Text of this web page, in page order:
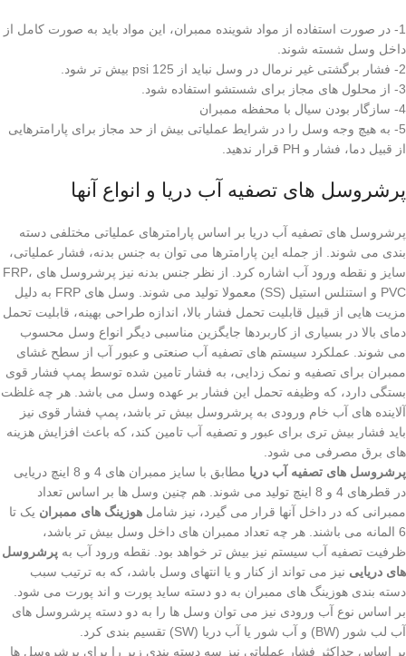
1- در صورت استفاده از مواد شوینده ممبران، این مواد باید به صورت کامل از
داخل وسل شسته شوند.
2- فشار برگشتی غیر نرمال در وسل نباید از 125 psi بیش تر شود.
3- از محلول های مجاز برای شستشو استفاده شود.
4- سازگار بودن سیال با محفظه ممبران
5- به هیچ وجه وسل را در شرایط عملیاتی بیش از حد مجاز برای پارامترهایی
از قبیل دما، فشار و PH قرار ندهید.
پرشروسل های تصفیه آب دریا و انواع آنها
پرشروسل های تصفیه آب دریا بر اساس پارامترهای عملیاتی مختلفی دسته
بندی می شوند. از جمله این پارامترها می توان به جنس بدنه، فشار عملیاتی،
سایز و نقطه ورود آب اشاره کرد. از نظر جنس بدنه نیز پرشروسل های FRP،
PVC و استنلس استیل (SS) معمولا تولید می شوند. وسل های FRP به دلیل
مزیت هایی از قبیل قابلیت تحمل فشار بالا، اندازه طراحی بهینه، قابلیت تحمل
دمای بالا در بسیاری از کاربردها جایگزین مناسبی دیگر انواع وسل محسوب
می شوند. عملکرد سیستم های تصفیه آب صنعتی و عبور آب از سطح غشای
ممبران برای تصفیه و نمک زدایی، به فشار تامین شده توسط پمپ فشار قوی
بستگی دارد، که وظیفه تحمل این فشار بر عهده وسل می باشد. هر چه غلظت
آلاینده های آب خام ورودی به پرشروسل بیش تر باشد، پمپ فشار قوی نیز
باید فشار بیش تری برای عبور و تصفیه آب تامین کند، که باعث افزایش هزینه
های برق مصرفی می شود.
پرشروسل های تصفیه آب دریا
مطابق با سایز ممبران های 4 و 8 اینچ دریایی
در قطرهای 4 و 8 اینچ تولید می شوند. هم چنین وسل ها بر اساس تعداد
ممبرانی که در داخل آنها قرار می گیرد، نیز شامل هوزینگ های ممبران یک تا
6 المانه می باشند. هر چه تعداد ممبران های داخل وسل بیش تر باشد،
ظرفیت تصفیه آب سیستم نیز بیش تر خواهد بود. نقطه ورود آب به پرشروسل
های دریایی نیز می تواند از کنار و یا انتهای وسل باشد، که به ترتیب سبب
دسته بندی هوزینگ های ممبران به دو دسته ساید پورت و اند پورت می شود.
بر اساس نوع آب ورودی نیز می توان وسل ها را به دو دسته پرشروسل های
آب لب شور (BW) و آب شور یا آب دریا (SW) تقسیم بندی کرد.
بر اساس حداکثر فشار عملیاتی نیز سه دسته بندی زیر را برای پرشروسل ها